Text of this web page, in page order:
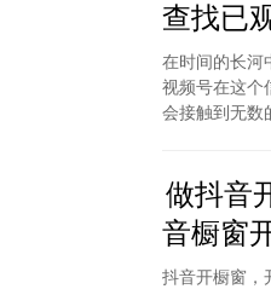
查找已
在时间的长河
视频号在这个
会接触到无数
做抖音
音橱窗
抖音开橱窗，